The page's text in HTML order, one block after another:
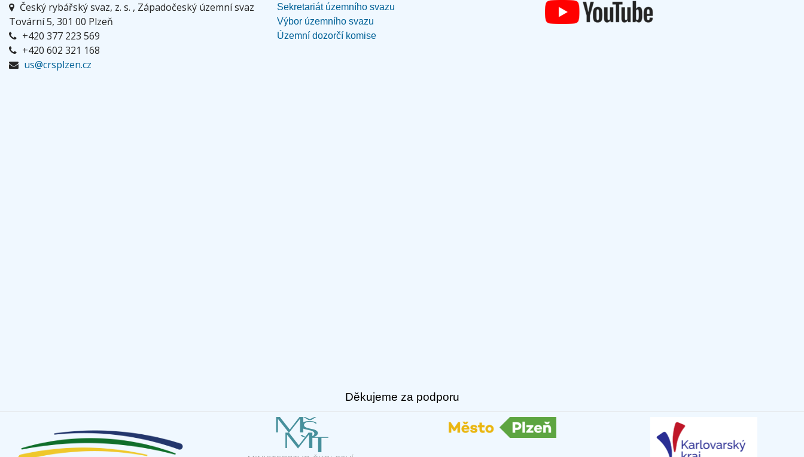
Český rybářský svaz, z. s. , Západočeský územní svaz
Tovární 5, 301 00 Plzeň
+420 377 223 569
+420 602 321 168
us@crsplzen.cz
Sekretariát územního svazu
Výbor územního svazu
Územní dozorčí komise
Děkujeme za podporu